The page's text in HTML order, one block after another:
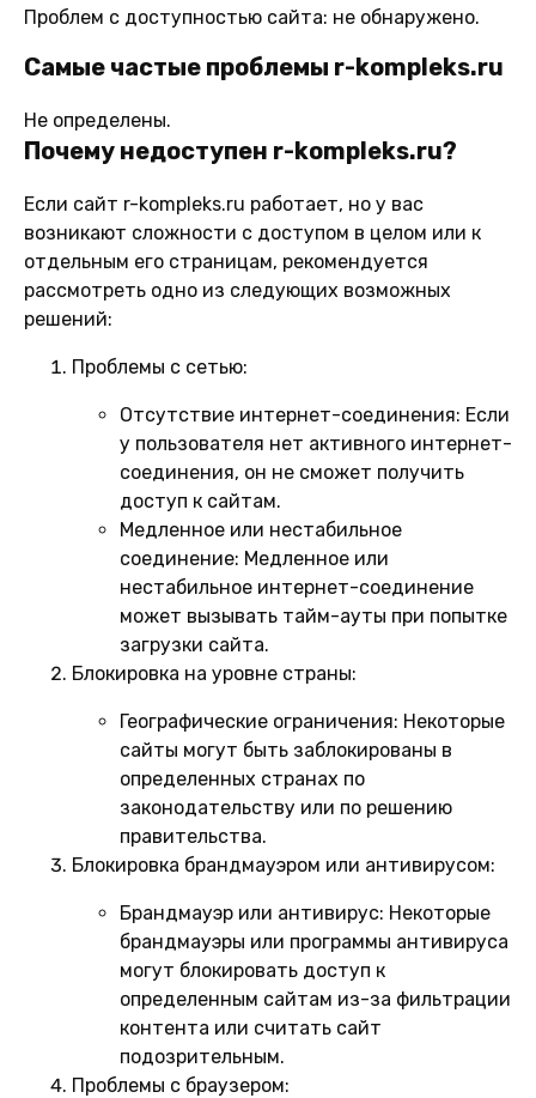
Проблем с доступностью сайта: не обнаружено.
Самые частые проблемы r-kompleks.ru
Не определены.
Почему недоступен r-kompleks.ru?
Если сайт r-kompleks.ru работает, но у вас
возникают сложности с доступом в целом или к
отдельным его страницам, рекомендуется
рассмотреть одно из следующих возможных
решений:
Проблемы с сетью:
Отсутствие интернет-соединения: Если
у пользователя нет активного интернет-
соединения, он не сможет получить
доступ к сайтам.
Медленное или нестабильное
соединение: Медленное или
нестабильное интернет-соединение
может вызывать тайм-ауты при попытке
загрузки сайта.
Блокировка на уровне страны:
Географические ограничения: Некоторые
сайты могут быть заблокированы в
определенных странах по
законодательству или по решению
правительства.
Блокировка брандмауэром или антивирусом:
Брандмауэр или антивирус: Некоторые
брандмауэры или программы антивируса
могут блокировать доступ к
определенным сайтам из-за фильтрации
контента или считать сайт
подозрительным.
Проблемы с браузером: